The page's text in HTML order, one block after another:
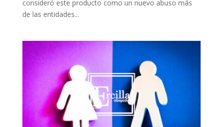
consideró este producto como un nuevo abuso más
de las entidades...